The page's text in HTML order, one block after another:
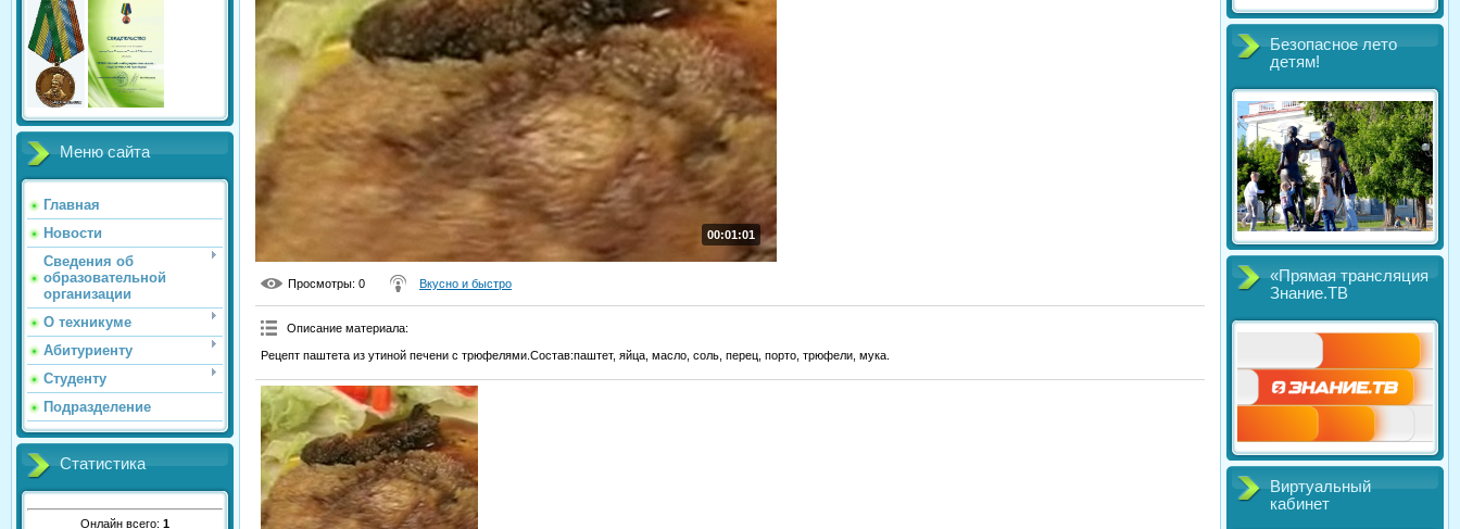
Меню сайта
Главная
Новости
Сведения об
образовательной
организации
О техникуме
Абитуриенту
Студенту
Подразделение
Статистика
Онлайн всего: 1
00:01:01
Просмотры: 0 Вкусно и быстро
Описание материала:
Рецепт паштета из утиной печени с трюфелями.Состав:паштет, яйца, масло, соль, перец, порто, трюфели, мука.
Безопасное лето
детям!
«Прямая трансляция
Знание.ТВ
Виртуальный
кабинет